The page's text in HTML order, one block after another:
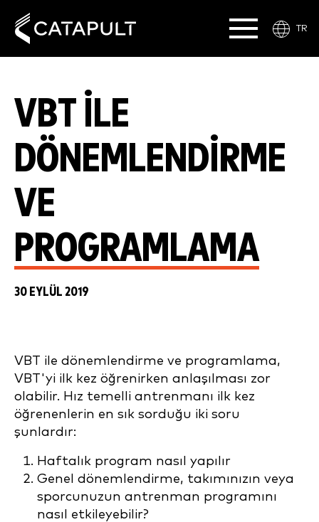
TR
VBT ILE
DÖNEMLENDIRME
VE
PROGRAMLAMA
30 EYLÜL 2019
VBT ile dönemlendirme ve programlama,
VBT'yi ilk kez öğrenirken anlaşılması zor
olabilir. Hız temelli antrenmanı ilk kez
öğrenenlerin en sık sorduğu iki soru
şunlardır:
Haftalık program nasıl yapılır
Genel dönemlendirme, takımınızın veya
sporcunuzun antrenman programını
nasıl etkileyebilir?